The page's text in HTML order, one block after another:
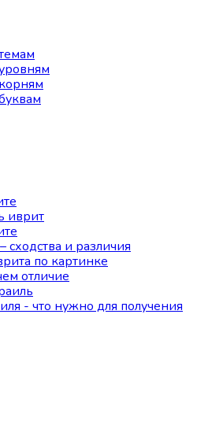
иврит
сходства и различия
по картинке
отличие
- что нужно для получения